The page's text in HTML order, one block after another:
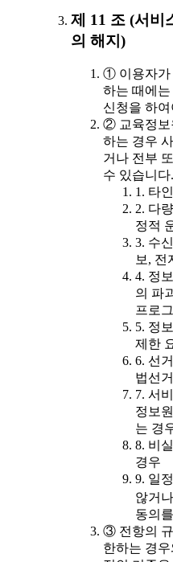
제 11 조 (서비
의 해지)
① 이용자가
하는 때에는
신청을 하
② 교육정보
하는 경우
거나 전부
수 있습니다.
1. 타
2. 다
정적
3. 수
보, 전
4. 정
의 파
프로
5. 정
제한
6. 선
법선
7. 서
정보
는 경
8. 비
경우
9. 일
않거
동의
③ 전항의 규
한하는 경